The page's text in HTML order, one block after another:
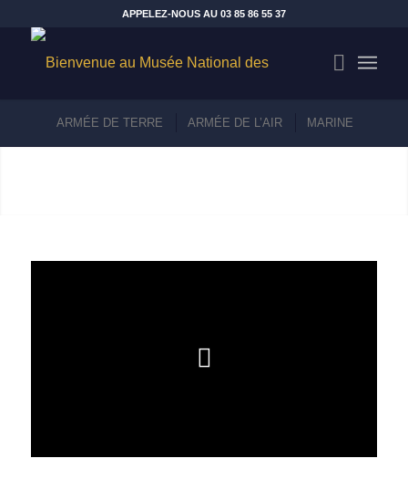
APPELEZ-NOUS AU 03 85 86 55 37
ARMÉE DE TERRE ARMÉE DE L’AIR MARINE